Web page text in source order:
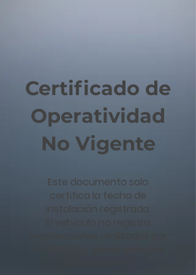
Certificado de
Operatividad
No Vigente
Este documento solo
certifica la fecha de
instalación registrada.
El vehículo no registra